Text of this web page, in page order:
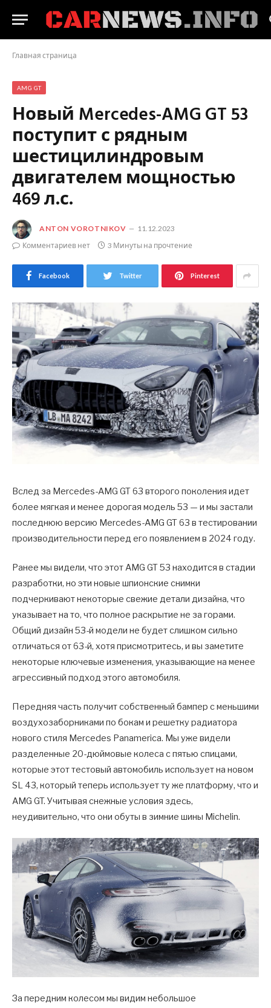
Главная страница
AMG GT
Новый Mercedes-AMG GT 53
поступит с рядным
шестицилиндровым
двигателем мощностью
469 л.с.
ANTON VOROTNIKOV
11.12.2023
Комментариев нет
3 Минуты на прочтение
Facebook Twitter Pinterest
Вслед за Mercedes-AMG GT 63 второго поколения идет
более мягкая и менее дорогая модель 53 — и мы застали
последнюю версию Mercedes-AMG GT 63 в тестировании
производительности перед его появлением в 2024 году.
Ранее мы видели, что этот AMG GT 53 находится в стадии
разработки, но эти новые шпионские снимки
подчеркивают некоторые свежие детали дизайна, что
указывает на то, что полное раскрытие не за горами.
Общий дизайн 53-й модели не будет слишком сильно
отличаться от 63-й, хотя присмотритесь, и вы заметите
некоторые ключевые изменения, указывающие на менее
агрессивный подход этого автомобиля.
Передняя часть получит собственный бампер с меньшими
воздухозаборниками по бокам и решетку радиатора
нового стиля Mercedes Panamerica. Мы уже видели
разделенные 20-дюймовые колеса с пятью спицами,
которые этот тестовый автомобиль использует на новом
SL 43, который теперь использует ту же платформу, что и
AMG GT. Учитывая снежные условия здесь,
неудивительно, что они обуты в зимние шины Michelin.
За передним колесом мы видим небольшое